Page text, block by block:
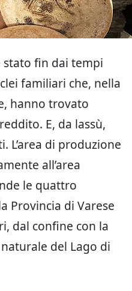
stato fin dai tempi
familiari che, nella
hanno trovato
E, da lassù,
L’area di produzione
all’area
le quattro
Provincia di Varese
dal confine con la
del Lago di